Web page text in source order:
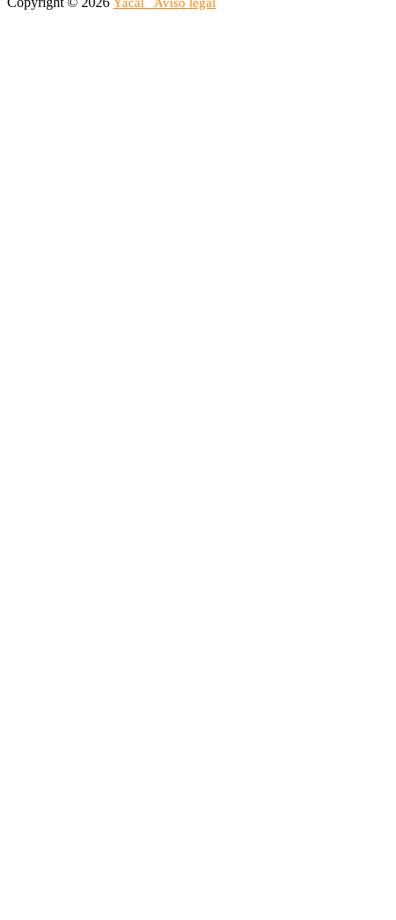
Yacal Aviso legal